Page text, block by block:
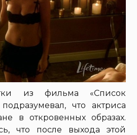
из фильма «Список
что актриса
в откровенных образах.
что после выхода этой